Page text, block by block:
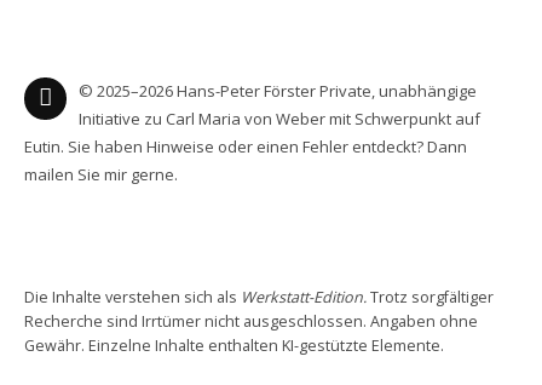
© 2025–2026 Hans-Peter Förster Private, unabhängige
Initiative zu Carl Maria von Weber mit Schwerpunkt auf
Eutin. Sie haben Hinweise oder einen Fehler entdeckt? Dann
mailen Sie mir gerne.
Die Inhalte verstehen sich als Werkstatt-Edition.Trotz sorgfältiger
Recherche sind Irrtümer nicht ausgeschlossen. Angaben ohne
Gewähr. Einzelne Inhalte enthalten KI-gestützte Elemente.